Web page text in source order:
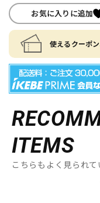
お気に入りに追加
使えるクーポ
ITEMS
こちらもよく見られて